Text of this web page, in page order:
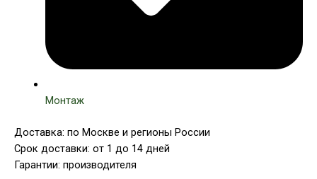
Монтаж
Доставка: по Москве и регионы России
Срок доставки: от 1 до 14 дней
Гарантии: производителя